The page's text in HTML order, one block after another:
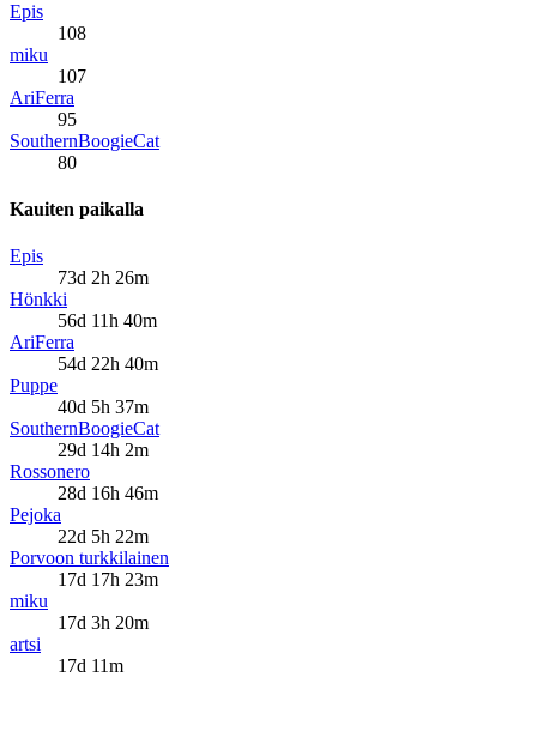
Epis
108
miku
107
AriFerra
95
SouthernBoogieCat
80
Kauiten paikalla
Epis
73d 2h 26m
Hönkki
56d 11h 40m
AriFerra
54d 22h 40m
Puppe
40d 5h 37m
SouthernBoogieCat
29d 14h 2m
Rossonero
28d 16h 46m
Pejoka
22d 5h 22m
Porvoon turkkilainen
17d 17h 23m
miku
17d 3h 20m
artsi
17d 11m